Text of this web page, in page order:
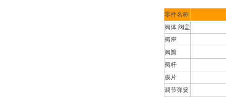
零件名称
阀体 阀盖
阀座
阀瓣
阀杆
膜片
调节弹簧